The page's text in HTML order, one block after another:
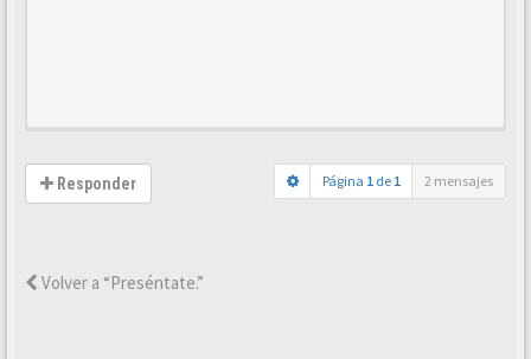
Responder Página 1 de 1 2 mensajes
Volver a “Preséntate.”